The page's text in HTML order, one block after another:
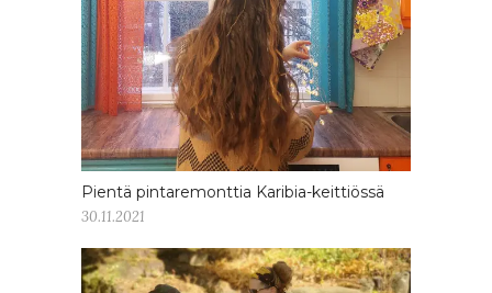
Pientä pintaremonttia Karibia-keittiössä
30.11.2021